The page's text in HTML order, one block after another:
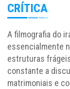
CRÍTICA
A filmografia do
essencialmente
estruturas
constante a
matrimoniais e